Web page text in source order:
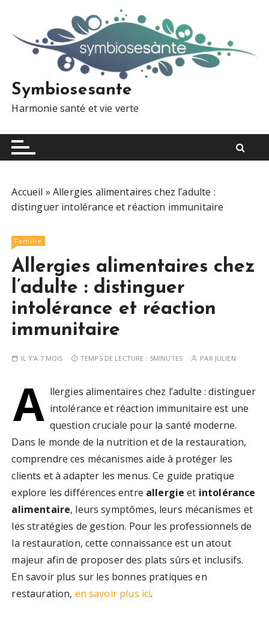
Symbiosesante
Harmonie santé et vie verte
Accueil » Allergies alimentaires chez l’adulte :
distinguer intolérance et réaction immunitaire
Famille
Allergies alimentaires chez
l’adulte : distinguer
intolérance et réaction
immunitaire
IL Y'A 7 MOIS TEMPS DE LECTURE : 5MINUTES PAR JULIEN
A llergies alimentaires chez l’adulte : distinguer
intolérance et réaction immunitaire est une
question cruciale pour la santé moderne.
Dans le monde de la nutrition et de la restauration,
comprendre ces mécanismes aide à protéger les
clients et à adapter les menus. Ce guide pratique
explore les différences entre allergie et intolérance
alimentaire, leurs symptômes, leurs mécanismes et
les stratégies de gestion. Pour les professionnels de
la restauration, cette connaissance est un atout
majeur afin de proposer des plats sûrs et inclusifs.
En savoir plus sur les bonnes pratiques en
restauration, en savoir plus ici.